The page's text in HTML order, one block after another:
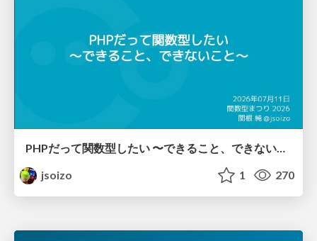
PHPだって関数型したい 〜できること、できないこと〜 / fp-in-php
jsoizo
1 270